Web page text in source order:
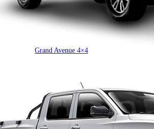
Grand Avenue 4×4